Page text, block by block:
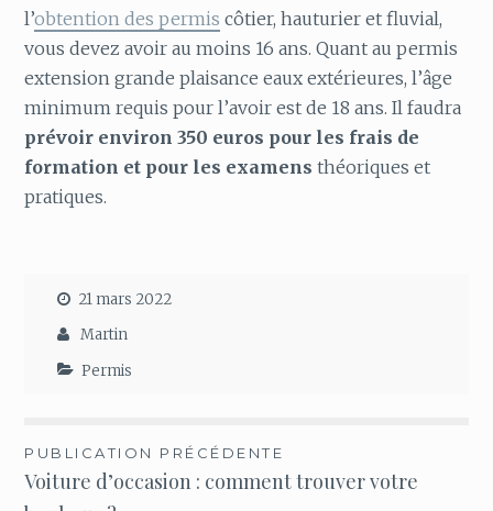
l’obtention des permis côtier, hauturier et fluvial,
vous devez avoir au moins 16 ans. Quant au permis
extension grande plaisance eaux extérieures, l’âge
minimum requis pour l’avoir est de 18 ans. Il faudra
prévoir environ 350 euros pour les frais de
formation et pour les examens théoriques et
pratiques.
21 mars 2022
Martin
Permis
Navigation
de
PUBLICATION PRÉCÉDENTE
Voiture d’occasion : comment trouver votre